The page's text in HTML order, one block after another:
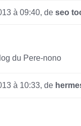
à 09:40, de seo
du Pere-nono
à 10:33, de